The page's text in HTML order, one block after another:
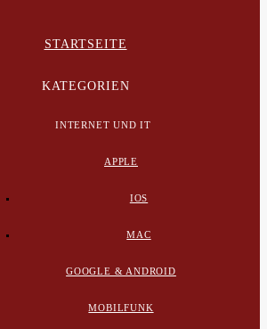
STARTSEITE
KATEGORIEN
INTERNET UND IT
APPLE
IOS
MAC
GOOGLE & ANDROID
MOBILFUNK